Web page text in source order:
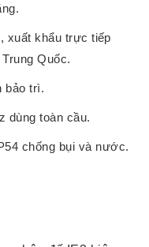
xuất khẩu trực tiếp
Quốc.
bảo trì.
dùng toàn cầu.
chống bụi và nước.